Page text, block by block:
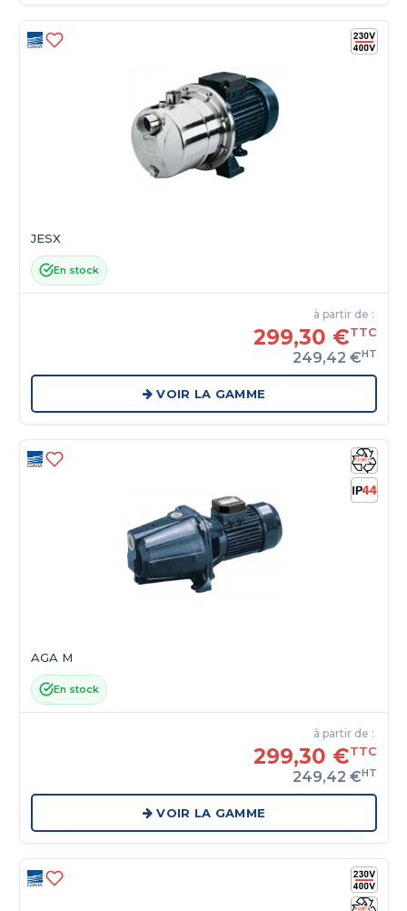
JESX
En stock
à partir de :
299,30 €TTC
249,42 €HT
VOIR LA GAMME
AGA M
En stock
à partir de :
299,30 €TTC
249,42 €HT
VOIR LA GAMME